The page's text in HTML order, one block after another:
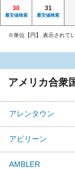
30
最安値検索
31
最安値検索
※単位【円】 表示されて
アメリカ合衆
アレンタウン
アビリーン
AMBLER